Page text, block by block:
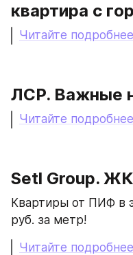
квартира с
Читайте подробнее
ЛСР. Важные
Читайте подробнее
Setl Group. ЖК
Квартиры от ПИФ в
руб. за метр!
Читайте подробнее